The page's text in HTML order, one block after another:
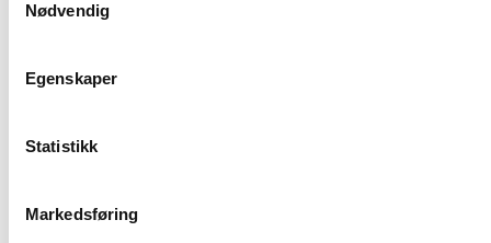
Nødvendig
Egenskaper
Statistikk
Markedsføring